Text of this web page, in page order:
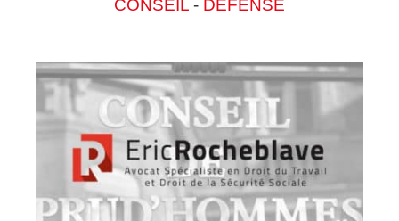
CONSEIL - DEFENSE